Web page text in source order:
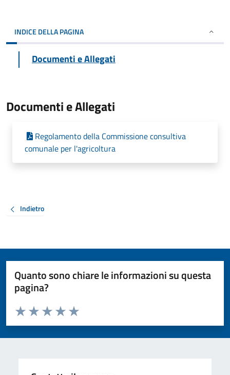
INDICE DELLA PAGINA
Documenti e Allegati
Documenti e Allegati
Regolamento della Commissione consultiva
comunale per l'agricoltura
Indietro
Quanto sono chiare le informazioni su questa
pagina?
Valuta da 1 a 5 stelle la pagina
Valuta 5 stelle su 5
Valuta 4 stelle su 5
Valuta 3 stelle su 5
Valuta 2 stelle su 5
Valuta 1 stelle su 5